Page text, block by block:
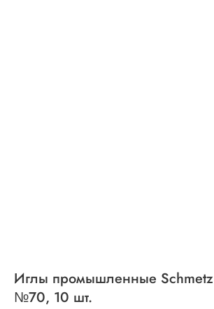
Иглы промышленные Schmetz
№70, 10 шт.